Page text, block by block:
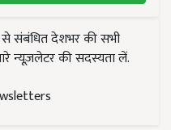
संबंधित देशभर की सभी
न्यूज़लेटर की सदस्यता लें.